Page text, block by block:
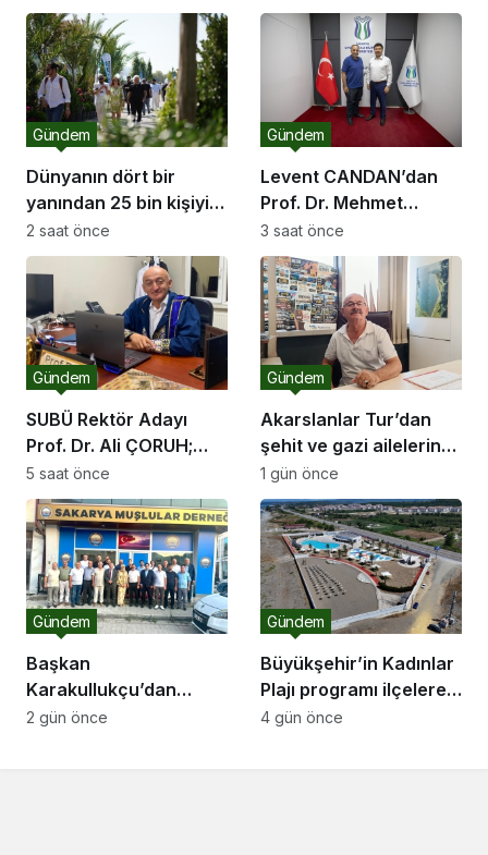
Dünyanın dört bir
yanından 25 bin kişiyi
ağırlayacak dev fuar
için geri sayım
Gündem
2 saat önce
Levent CANDAN’dan
Prof. Dr. Mehmet
SARIBIYIK’a vefa
ziyareti
Gündem
3 saat önce
SUBÜ Rektör Adayı
Prof. Dr. Ali ÇORUH;
“Sakarya’ya değer
katan bir üniversite
inşa etmek istiyorum”
Gündem
5 saat önce
Akarslanlar Tur’dan
şehit ve gazi ailelerine
anlamlı destek
Gündem
1 gün önce
Başkan
Karakullukçu’dan
Sakarya Muşlular
Gündem
2 gün önce
Büyükşehir’in Kadınlar
Plajı programı ilçelere
açılıyor
Gündem
4 gün önce